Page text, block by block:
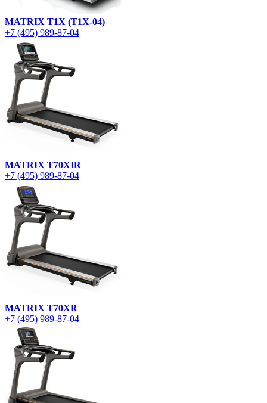
MATRIX T1X (T1X-04)
+7 (495) 989-87-04
MATRIX T70XIR
+7 (495) 989-87-04
MATRIX T70XR
+7 (495) 989-87-04